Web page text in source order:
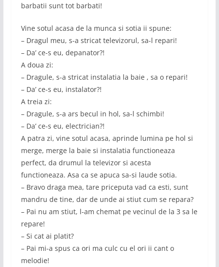
barbatii sunt tot barbati!
Vine sotul acasa de la munca si sotia ii spune:
– Dragul meu, s-a stricat televizorul, sa-l repari!
– Da’ ce-s eu, depanator?!
A doua zi:
– Dragule, s-a stricat instalatia la baie , sa o repari!
– Da’ ce-s eu, instalator?!
A treia zi:
– Dragule, s-a ars becul in hol, sa-l schimbi!
– Da’ ce-s eu, electrician?!
A patra zi, vine sotul acasa, aprinde lumina pe hol si
merge, merge la baie si instalatia functioneaza
perfect, da drumul la televizor si acesta
functioneaza. Asa ca se apuca sa-si laude sotia.
– Bravo draga mea, tare priceputa vad ca esti, sunt
mandru de tine, dar de unde ai stiut cum se repara?
– Pai nu am stiut, l-am chemat pe vecinul de la 3 sa le
repare!
– Si cat ai platit?
– Pai mi-a spus ca ori ma culc cu el ori ii cant o
melodie!